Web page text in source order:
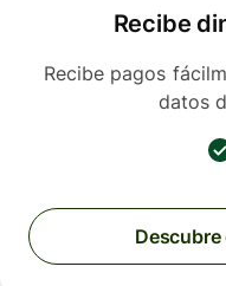
Recibe
Recibe pagos
datos